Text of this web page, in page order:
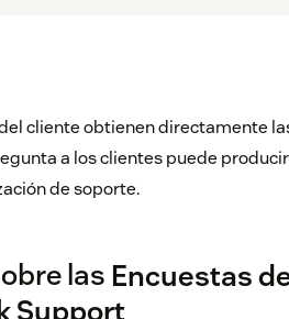
cliente obtienen directamente
a los clientes puede
de soporte.
las Encuestas
Support